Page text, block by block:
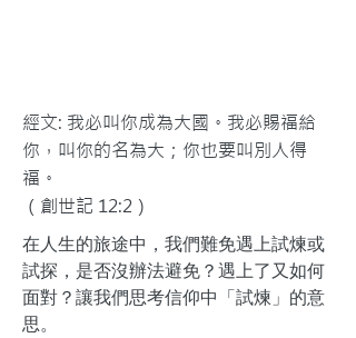
經文: 我必叫你成為大國。我必賜福給
你，叫你的名為大；你也要叫別人得
福。
（創世記 12:2）
在人生的旅途中，我們難免遇上試煉或
試探，是否沒辦法避免？遇上了又如何
面對？讓我們思考信仰中「試煉」的意
思。